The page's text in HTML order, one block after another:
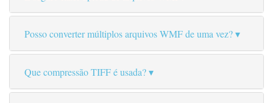
Posso converter múltiplos arquivos WMF de uma vez?
Que compressão TIFF é usada?